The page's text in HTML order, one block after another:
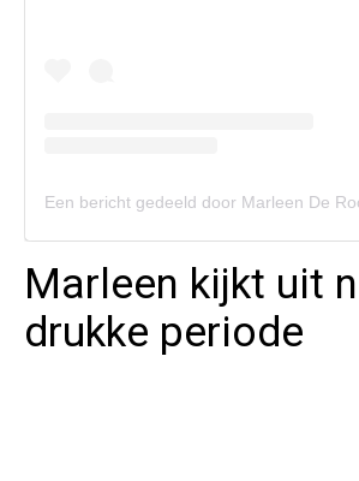
Marleen kijkt uit
drukke periode